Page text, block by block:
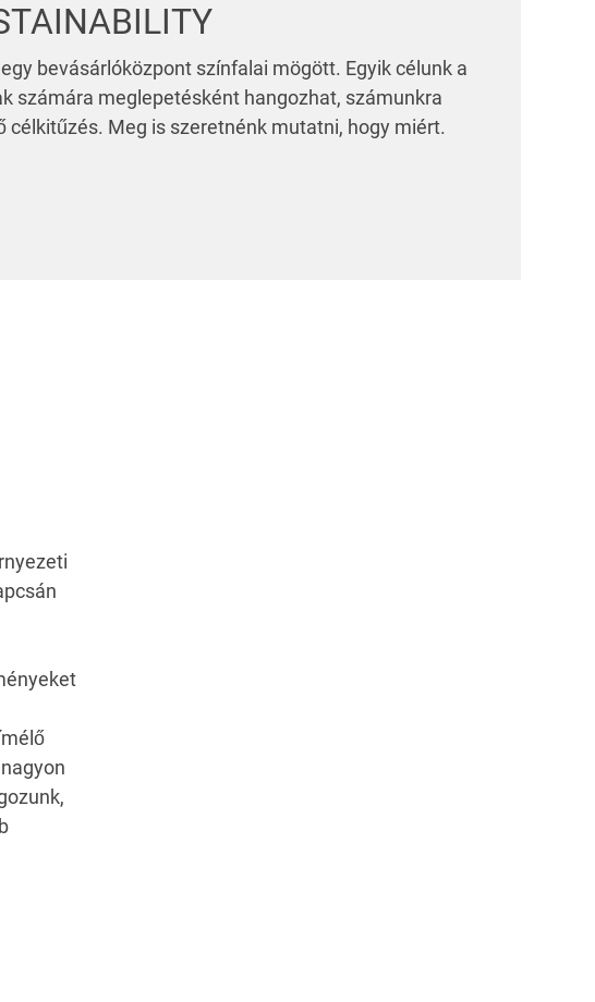
bevásárlóközpont színfalai mögött. Egyik célunk a
számára meglepetésként hangozhat, számunkra
célkitűzés. Meg is szeretnénk mutatni, hogy miért.